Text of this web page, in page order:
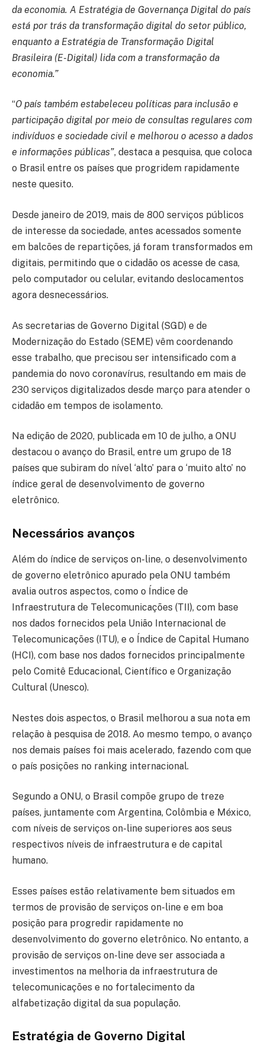
da economia. A Estratégia de Governança Digital do país
está por trás da transformação digital do setor público,
enquanto a Estratégia de Transformação Digital
Brasileira (E-Digital) lida com a transformação da
economia.”
“O país também estabeleceu políticas para inclusão e
participação digital por meio de consultas regulares com
indivíduos e sociedade civil e melhorou o acesso a dados
e informações públicas”, destaca a pesquisa, que coloca
o Brasil entre os países que progridem rapidamente
neste quesito.
Desde janeiro de 2019, mais de 800 serviços públicos
de interesse da sociedade, antes acessados somente
em balcões de repartições, já foram transformados em
digitais, permitindo que o cidadão os acesse de casa,
pelo computador ou celular, evitando deslocamentos
agora desnecessários.
As secretarias de Governo Digital (SGD) e de
Modernização do Estado (SEME) vêm coordenando
esse trabalho, que precisou ser intensificado com a
pandemia do novo coronavírus, resultando em mais de
230 serviços digitalizados desde março para atender o
cidadão em tempos de isolamento.
Na edição de 2020, publicada em 10 de julho, a ONU
destacou o avanço do Brasil, entre um grupo de 18
países que subiram do nível ‘alto’ para o ‘muito alto’ no
índice geral de desenvolvimento de governo
eletrônico.
Necessários avanços
Além do índice de serviços on-line, o desenvolvimento
de governo eletrônico apurado pela ONU também
avalia outros aspectos, como o Índice de
Infraestrutura de Telecomunicações (TII), com base
nos dados fornecidos pela União Internacional de
Telecomunicações (ITU), e o Índice de Capital Humano
(HCI), com base nos dados fornecidos principalmente
pelo Comitê Educacional, Científico e Organização
Cultural (Unesco).
Nestes dois aspectos, o Brasil melhorou a sua nota em
relação à pesquisa de 2018. Ao mesmo tempo, o avanço
nos demais países foi mais acelerado, fazendo com que
o país posições no ranking internacional.
Segundo a ONU, o Brasil compõe grupo de treze
países, juntamente com Argentina, Colômbia e México,
com níveis de serviços on-line superiores aos seus
respectivos níveis de infraestrutura e de capital
humano.
Esses países estão relativamente bem situados em
termos de provisão de serviços on-line e em boa
posição para progredir rapidamente no
desenvolvimento do governo eletrônico. No entanto, a
provisão de serviços on-line deve ser associada a
investimentos na melhoria da infraestrutura de
telecomunicações e no fortalecimento da
alfabetização digital da sua população.
Estratégia de Governo Digital